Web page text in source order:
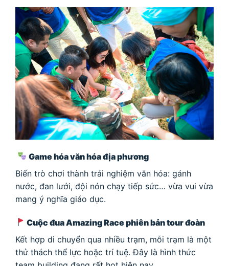
Game hóa văn hóa địa phương
Biến trò chơi thành trải nghiệm văn hóa: gánh
nước, đan lưới, đội nón chạy tiếp sức… vừa vui vừa
mang ý nghĩa giáo dục.
Cuộc đua Amazing Race phiên bản tour đoàn
Kết hợp di chuyển qua nhiều trạm, mỗi trạm là một
thử thách thể lực hoặc trí tuệ. Đây là hình thức